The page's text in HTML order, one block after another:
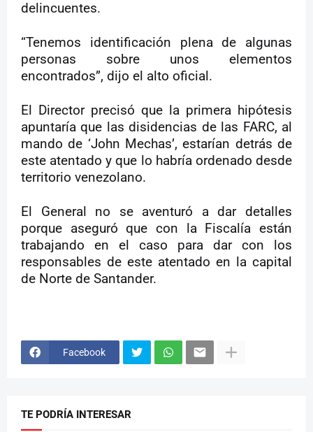
delincuentes.
“Tenemos identificación plena de algunas
personas sobre unos elementos
encontrados”, dijo el alto oficial.
El Director precisó que la primera hipótesis
apuntaría que las disidencias de las FARC, al
mando de ‘John Mechas’, estarían detrás de
este atentado y que lo habría ordenado desde
territorio venezolano.
El General no se aventuró a dar detalles
porque aseguró que con la Fiscalía están
trabajando en el caso para dar con los
responsables de este atentado en la capital
de Norte de Santander.
Facebook
TE PODRÍA INTERESAR